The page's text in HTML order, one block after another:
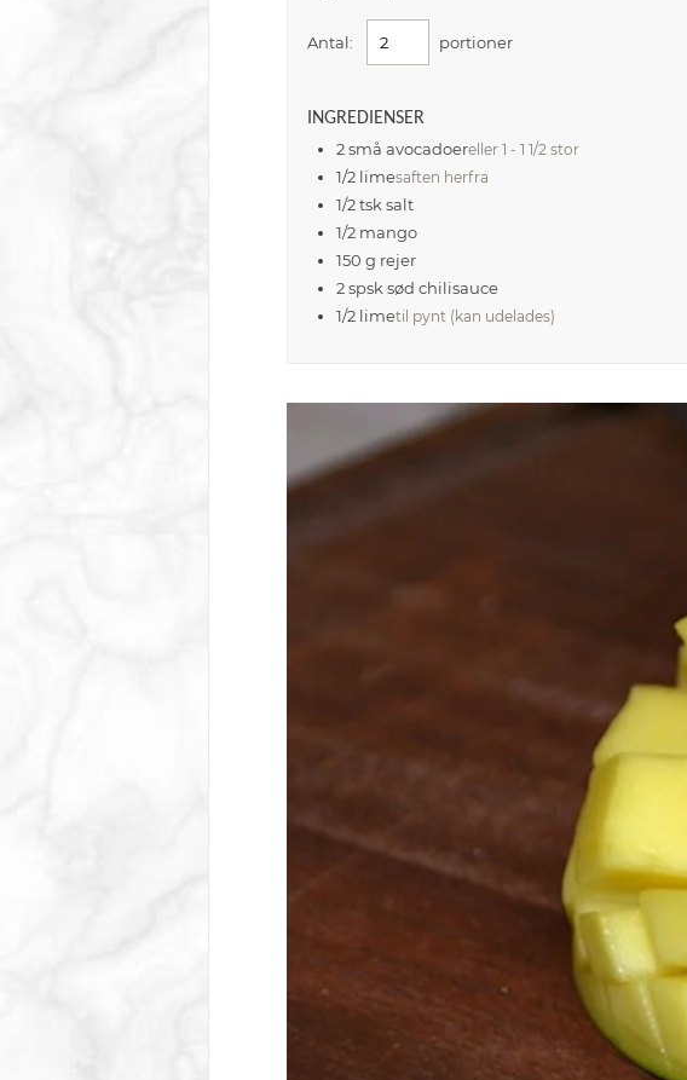
Antal: portioner
INGREDIENSER
2små avocadoereller 1 - 1 1/2 stor
1/2 limesaften herfra
1/2tsk salt
1/2 mango
150 g rejer
2spsk sød chilisauce
1/2 limetil pynt (kan udelades)